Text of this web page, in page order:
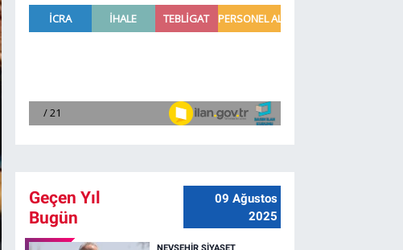
Geçen Yıl
Bugün
09 Ağustos
2025
NEVŞEHIR SIYASET